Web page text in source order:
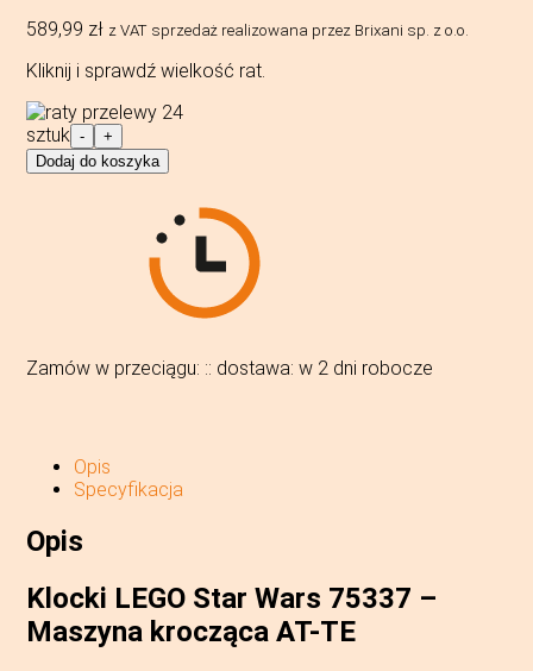
589,99 zł z VAT sprzedaż realizowana przez Brixani sp. z o.o.
Kliknij i sprawdź wielkość rat.
ilość
LEGO®
75337
sztuk -
+
Dodaj do koszyka
Zamów w przeciągu: :: dostawa:w 2 dni robocze
Opis
Specyfikacja
Opis
Klocki LEGO Star Wars 75337 –
Maszyna krocząca AT-TE